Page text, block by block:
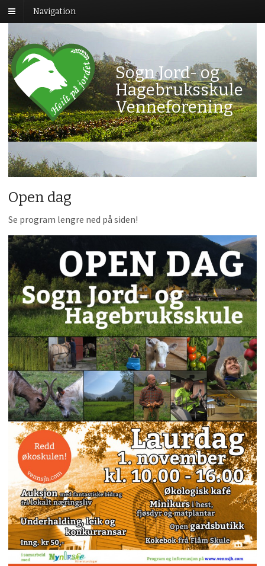
Navigation
Sogn Jord- og
Hagebruksskule
Venneforening
Open dag
Se program lengre ned på siden!